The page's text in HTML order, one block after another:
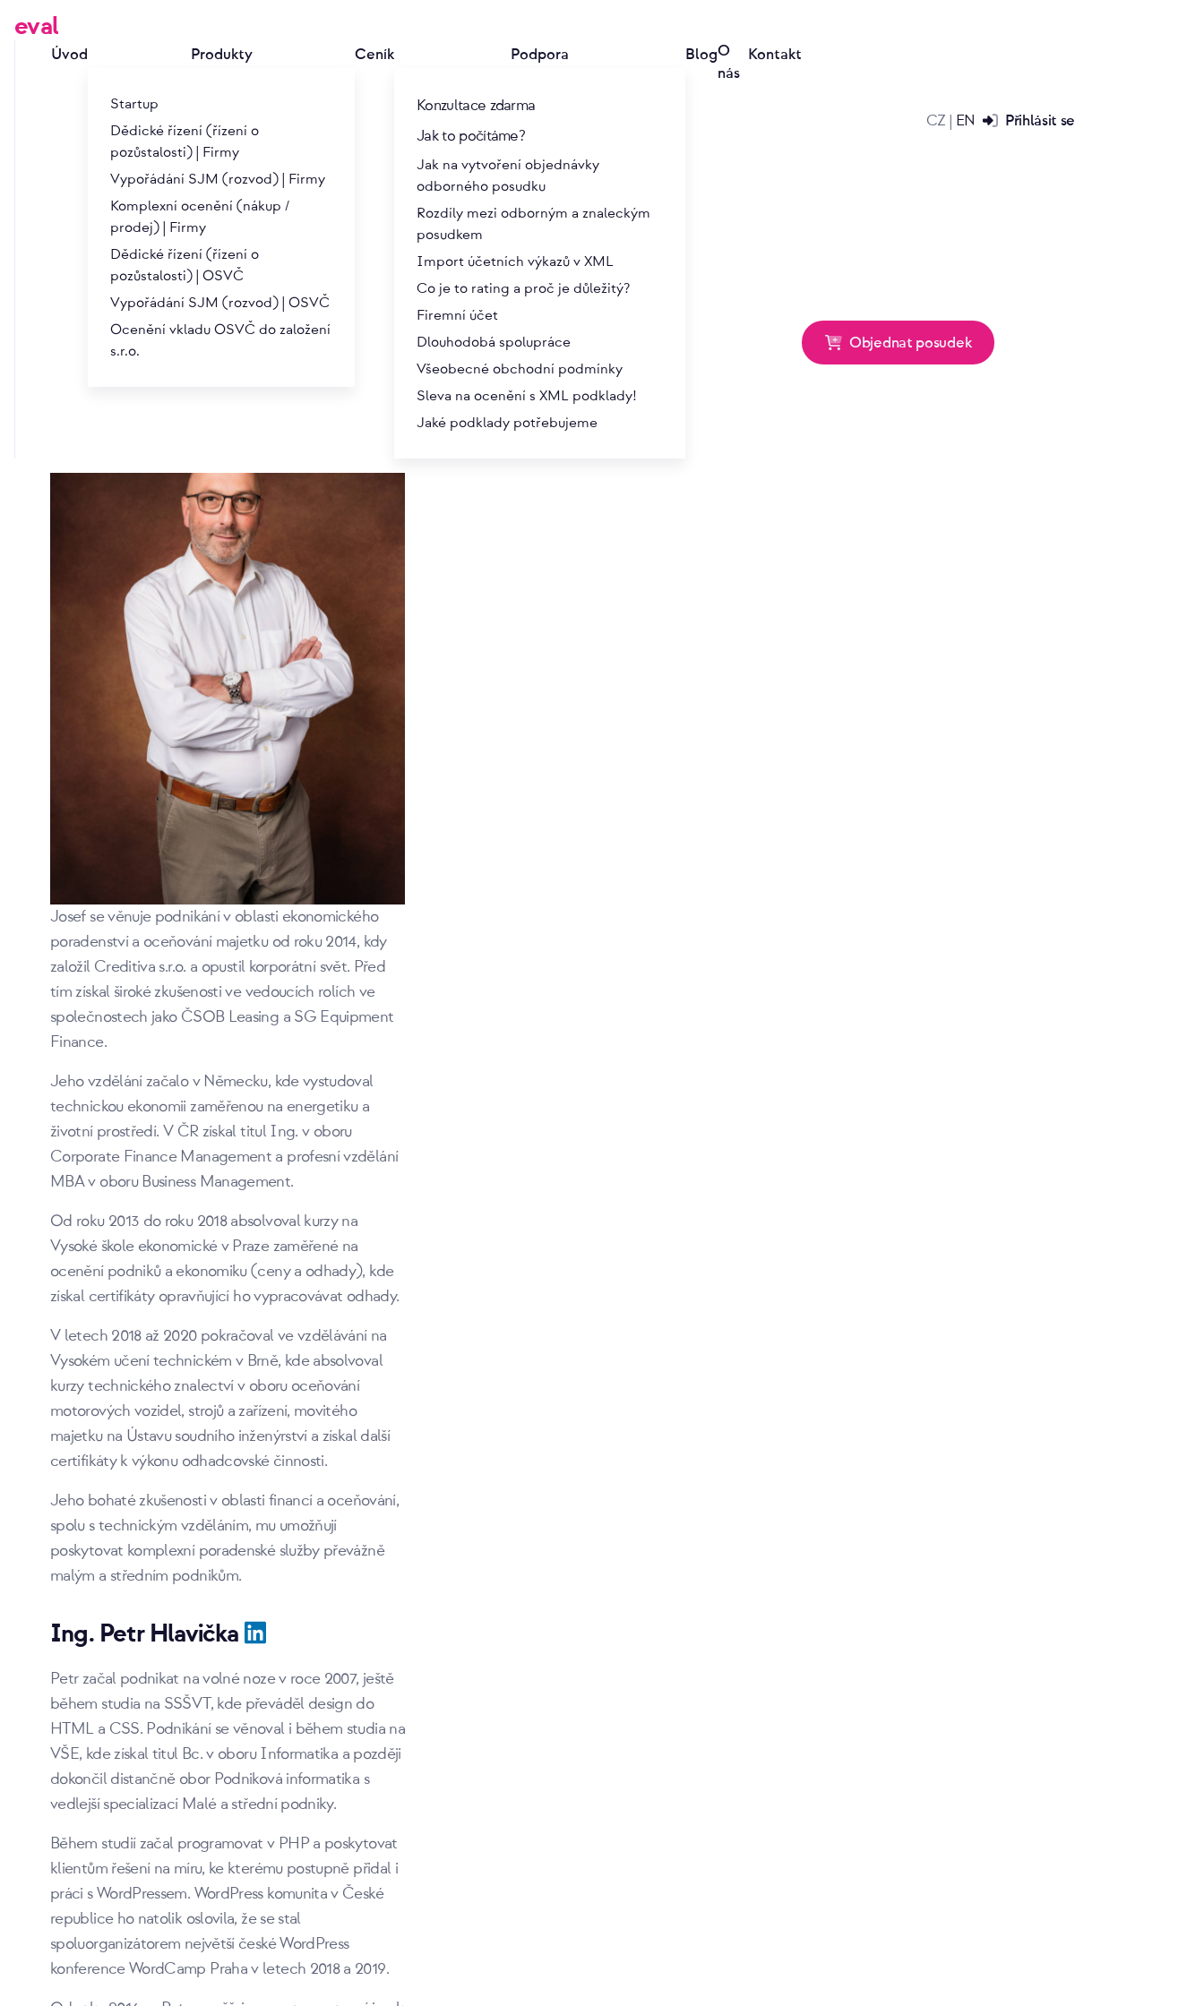
eval
Úvod Produkty
Startup
Dědické řízení (řízení o
pozůstalosti) | Firmy
Vypořádání SJM (rozvod) | Firmy
Komplexní ocenění (nákup /
prodej) | Firmy
Dědické řízení (řízení o
pozůstalosti) | OSVČ
Vypořádání SJM (rozvod) | OSVČ
Ocenění vkladu OSVČ do založení
s.r.o.
Ceník Podpora
Konzultace zdarma
Jak to počítáme?
Jak na vytvoření objednávky
odborného posudku
Rozdíly mezi odborným a znaleckým
posudkem
Import účetních výkazů v XML
Co je to rating a proč je důležitý?
Firemní účet
Dlouhodobá spolupráce
Všeobecné obchodní podmínky
Sleva na ocenění s XML podklady!
Jaké podklady potřebujeme
BlogO
nás
Kontakt
CZ EN Přihlásit se
Objednat posudek
O eval
Zakladatelé
Ing. Josef Krejčí
Josef se věnuje podnikání v oblasti ekonomického
poradenství a oceňování majetku od roku 2014, kdy
založil Creditiva s.r.o. a opustil korporátní svět. Před
tím získal široké zkušenosti ve vedoucích rolích ve
společnostech jako ČSOB Leasing a SG Equipment
Finance.
Jeho vzdělání začalo v Německu, kde vystudoval
technickou ekonomii zaměřenou na energetiku a
životní prostředí. V ČR získal titul Ing. v oboru
Corporate Finance Management a profesní vzdělání
MBA v oboru Business Management.
Od roku 2013 do roku 2018 absolvoval kurzy na
Vysoké škole ekonomické v Praze zaměřené na
ocenění podniků a ekonomiku (ceny a odhady), kde
získal certifikáty opravňující ho vypracovávat odhady.
V letech 2018 až 2020 pokračoval ve vzdělávání na
Vysokém učení technickém v Brně, kde absolvoval
kurzy technického znalectví v oboru oceňování
motorových vozidel, strojů a zařízení, movitého
majetku na Ústavu soudního inženýrství a získal další
certifikáty k výkonu odhadcovské činnosti.
Jeho bohaté zkušenosti v oblasti financí a oceňování,
spolu s technickým vzděláním, mu umožňují
poskytovat komplexní poradenské služby převážně
malým a středním podnikům.
Ing. Petr Hlavička
Petr začal podnikat na volné noze v roce 2007, ještě
během studia na SSŠVT, kde převáděl design do
HTML a CSS. Podnikání se věnoval i během studia na
VŠE, kde získal titul Bc. v oboru Informatika a později
dokončil distančně obor Podniková informatika s
vedlejší specializací Malé a střední podniky.
Během studií začal programovat v PHP a poskytovat
klientům řešení na míru, ke kterému postupně přidal i
práci s WordPressem. WordPress komunita v České
republice ho natolik oslovila, že se stal
spoluorganizátorem největší české WordPress
konference WordCamp Praha v letech 2018 a 2019.